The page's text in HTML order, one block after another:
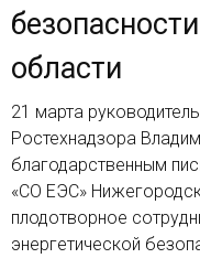
области
21 марта
Ростехнадзора
благодарственным
«СО ЕЭС»
плодотворное
энергетической